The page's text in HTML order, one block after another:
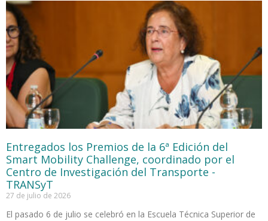
Entregados los Premios de la 6ª Edición del
Smart Mobility Challenge, coordinado por el
Centro de Investigación del Transporte -
TRANSyT
27 de julio de 2026
El pasado 6 de julio se celebró en la Escuela Técnica Superior de